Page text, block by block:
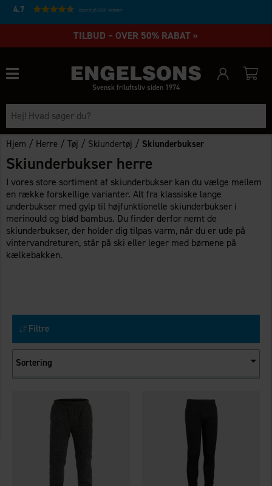
4.7 Baseret på 27231 stemmer
TILBUD – OVER 50% RABAT »
Svensk friluftsliv siden 1974
Hjem / Herre /Tøj / Skiundertøj / Skiunderbukser
Skiunderbukser herre
I vores store sortiment af skiunderbukser kan du vælge mellem
en række forskellige varianter. Alt fra klassiske lange
underbukser med gylp til højfunktionelle skiunderbukser i
merinould og blød bambus. Du finder derfor nemt de
skiunderbukser, der holder dig tilpas varm, når du er ude på
vintervandreturen, står på ski eller leger med børnene på
kælkebakken.
Filtre
Sortering